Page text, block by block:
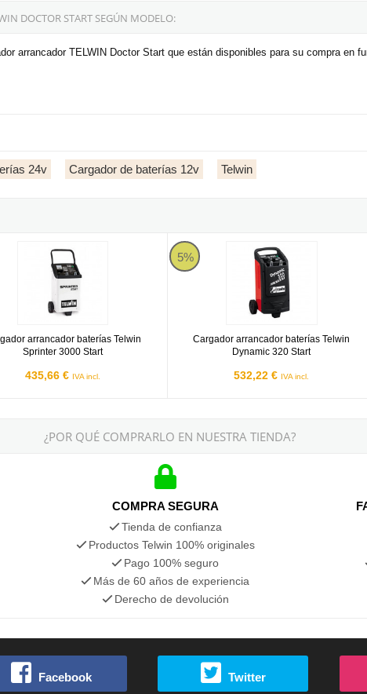
DOCTOR START SEGÚN MODELO:
arrancador TELWIN Doctor Start que están disponibles para su compra en
24v Cargador de baterías 12v Telwin
arrancador baterías Telwin
Sprinter 3000 Start
435,66 € IVA incl.
arrancador baterías Telwin Sprinter 3000 Start
5%
Cargador arrancador baterías Telwin
Dynamic 320 Start
532,22 € IVA incl.
Cargador arrancador baterías Telwin
¿POR QUÉ COMPRARLO EN NUESTRA TIENDA?
COMPRA SEGURA
Tienda de confianza
Productos Telwin 100% originales
Pago 100% seguro
Más de 60 años de experiencia
Derecho de devolución
Facebook Twitter